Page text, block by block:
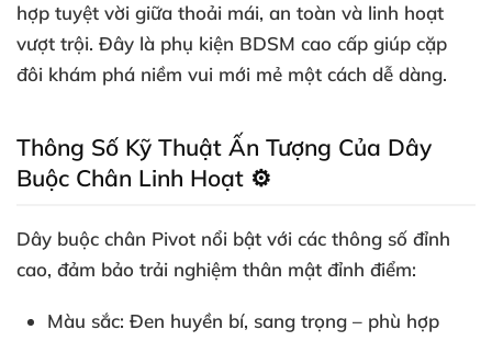
hợp tuyệt vời giữa thoải mái, an toàn và linh hoạt
vượt trội. Đây là phụ kiện BDSM cao cấp giúp cặp
đôi khám phá niềm vui mới mẻ một cách dễ dàng.
Thông Số Kỹ Thuật Ấn Tượng Của Dây
Buộc Chân Linh Hoạt ⚙️
Dây buộc chân Pivot nổi bật với các thông số đỉnh
cao, đảm bảo trải nghiệm thân mật đỉnh điểm:
Màu sắc: Đen huyền bí, sang trọng – phù hợp